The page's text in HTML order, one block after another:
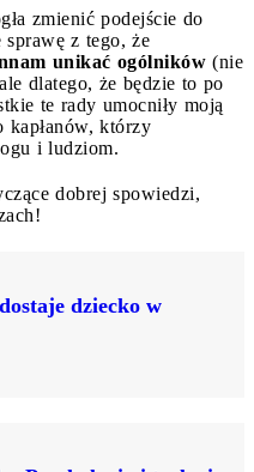
zmienić podejście do
sprawę z tego, że
unikać ogólników (nie
dlatego, że będzie to po
te rady umocniły moją
kapłanów, którzy
i ludziom.
dobrej spowiedzi,
dziecko w